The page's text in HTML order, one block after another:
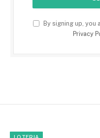
By signing up, you
Privacy